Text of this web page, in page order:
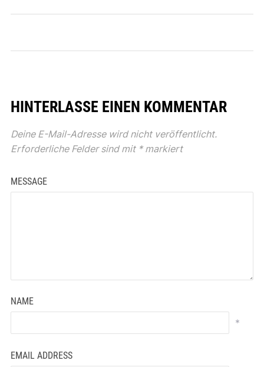
HINTERLASSE EINEN KOMMENTAR
Deine E-Mail-Adresse wird nicht veröffentlicht.
Erforderliche Felder sind mit *markiert
MESSAGE
NAME
*
EMAIL ADDRESS